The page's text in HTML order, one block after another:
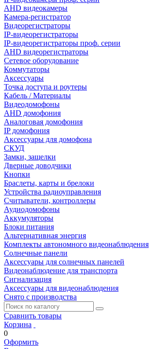
AHD видеокамеры
Камера-регистратор
Видеорегистраторы
IP-видеорегистраторы
IP-видеорегистраторы проф. серии
AHD видеорегистраторы
Сетевое оборудование
Коммутаторы
Аксессуары
Точка доступа и роутеры
Кабель / Материалы
Видеодомофоны
AHD домофония
Аналоговая домофония
IP домофония
Аксессуары для домофона
СКУД
Замки, защелки
Дверные доводчики
Кнопки
Браслеты, карты и брелоки
Устройства радиоуправления
Считыватели, контроллеры
Аудиодомофоны
Аккумуляторы
Блоки питания
Альтернативная энергия
Комплекты автономного видеонаблюдения
Солнечные панели
Аксессуары для солнечных панелей
Видеонаблюдение для транспорта
Сигнализация
Аксессуары для видеонаблюдения
Снято с производства
Сравнить товары
Корзина
0
Оформить